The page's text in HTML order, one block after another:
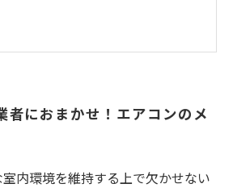
者におまかせ！エアコンのメ
内環境を維持する上で欠かせない